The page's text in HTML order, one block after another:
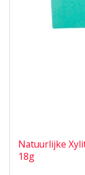
Natuurlijke
18g